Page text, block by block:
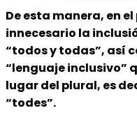
De esta manera, en
innecesario la
“todos y todas”, así
“lenguaje inclusivo”
lugar del plural, es
“todes”.